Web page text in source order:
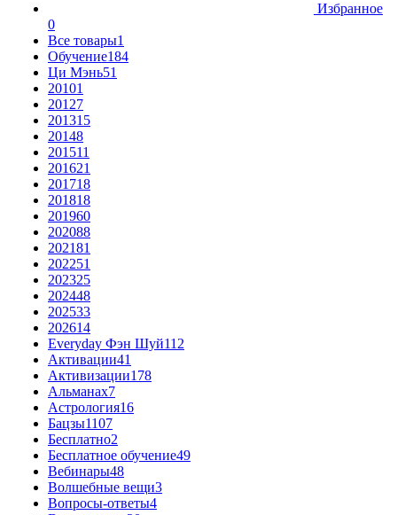
Избранное
0
Все товары1
Обучение184
Ци Мэнь51
20101
20127
201315
20148
201511
201621
201718
201818
201960
202088
202181
202251
202325
202448
202533
202614
Everyday Фэн Шуй112
Активации41
Активизации178
Альманах7
Астрология16
Бацзы1107
Бесплатно2
Бесплатное обучение49
Вебинары48
Волшебные вещи3
Вопросы-ответы4